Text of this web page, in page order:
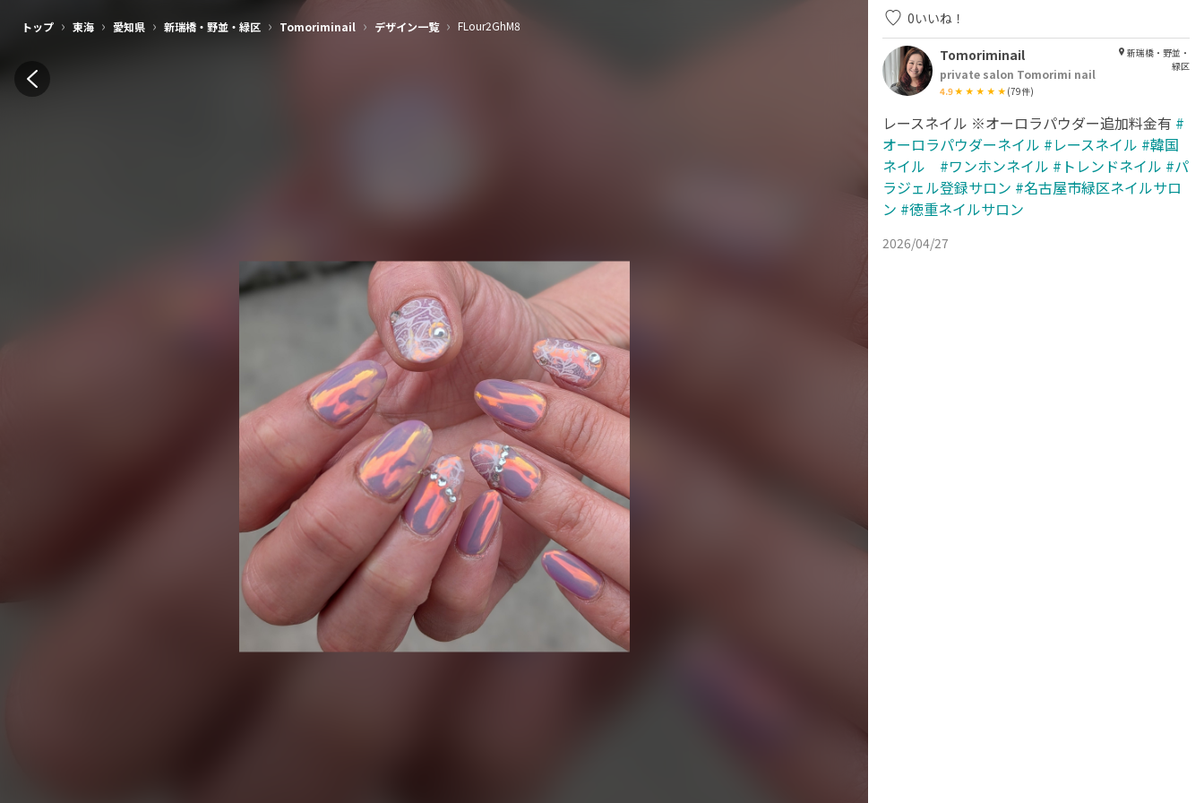
トップ › 東海 › 愛知県 › 新瑞橋・野並・緑区 › Tomoriminail › デザイン一覧 › FLour2GhM8 0いいね！
Tomoriminail
private salon Tomorimi nail
4.9 (79件)
新瑞橋・野並・
緑区
レースネイル ※オーロラパウダー追加料金有 #
オーロラパウダーネイル #レースネイル #韓国
ネイル #ワンホンネイル #トレンドネイル #パ
ラジェル登録サロン #名古屋市緑区ネイルサロ
ン #徳重ネイルサロン
2026/04/27